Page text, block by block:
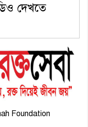
সরকার
থেকে সম্মাননা
মডেল থানার
উপজেলা আইন-
সভা অনুষ্ঠিত
দেখতে